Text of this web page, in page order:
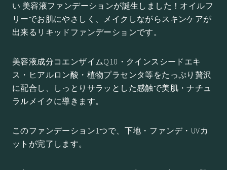
い 美容液ファンデーションが誕生しました！オイルフ
リーでお肌にやさしく、メイクしながらスキンケアが
出来るリキッドファンデーションです。
美容液成分コエンザイムQ10・クインスシードエキ
ス・ヒアルロン酸・植物プラセンタ等をたっぷり贅沢
に配合し、しっとりサラッとした感触で美肌・ナチュ
ラルメイクに導きます。
このファンデーション1つで、下地・ファンデ・UVカ
ットが完了します。